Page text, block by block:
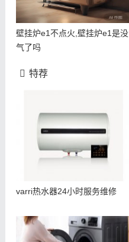
壁挂炉e1不点火,壁挂炉e1是没
气了吗
特荐
varri热水器24小时服务维修